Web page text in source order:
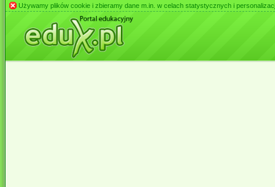
Używamy plików cookie i zbieramy dane m.in. w celach statystycznych i